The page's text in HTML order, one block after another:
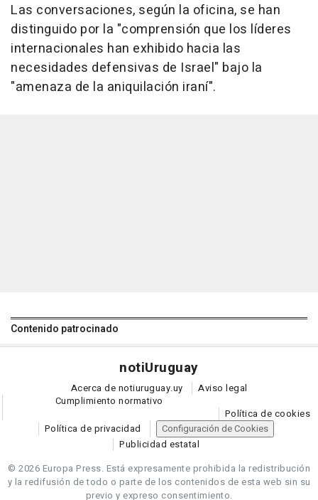
Las conversaciones, según la oficina, se han
distinguido por la "comprensión que los líderes
internacionales han exhibido hacia las
necesidades defensivas de Israel" bajo la
"amenaza de la aniquilación iraní".
Contenido patrocinado
notiUruguay
Acerca de notiuruguay.uy
Aviso legal
Cumplimiento normativo
Política de cookies
Política de privacidad
Configuración de Cookies
Publicidad estatal
© 2026 Europa Press. Está expresamente prohibida la redistribución
y la redifusión de todo o parte de los contenidos de esta web sin su
previo y expreso consentimiento.